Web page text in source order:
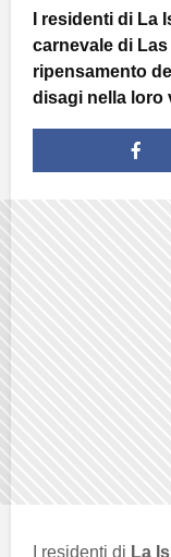
I residenti di La
carnevale di
ripensamento
disagi nella loro
I residenti di La